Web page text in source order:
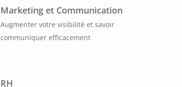
Marketing et Communication
Augmenter votre visibilité et savoir
communiquer efficacement
RH